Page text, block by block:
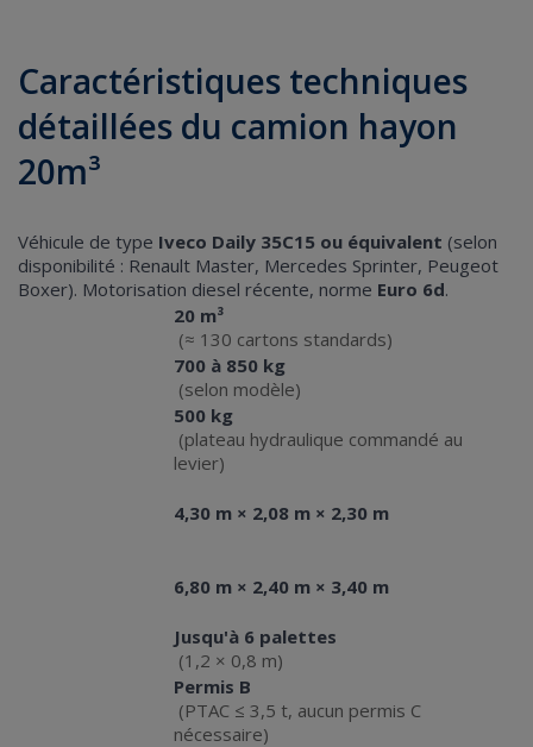
Caractéristiques techniques
détaillées du camion hayon
20m³
Véhicule de type Iveco Daily 35C15 ou équivalent (selon
disponibilité : Renault Master, Mercedes Sprinter, Peugeot
Boxer). Motorisation diesel récente, norme Euro 6d.
20 m³
(≈ 130 cartons standards)
700 à 850 kg
(selon modèle)
500 kg
(plateau hydraulique commandé au
levier)
4,30 m × 2,08 m × 2,30 m
6,80 m × 2,40 m × 3,40 m
Jusqu'à 6 palettes
(1,2 × 0,8 m)
Permis B
(PTAC ≤ 3,5 t, aucun permis C
nécessaire)